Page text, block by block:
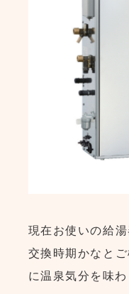
現在お使いの給
交換時期かなと
に温泉気分を味